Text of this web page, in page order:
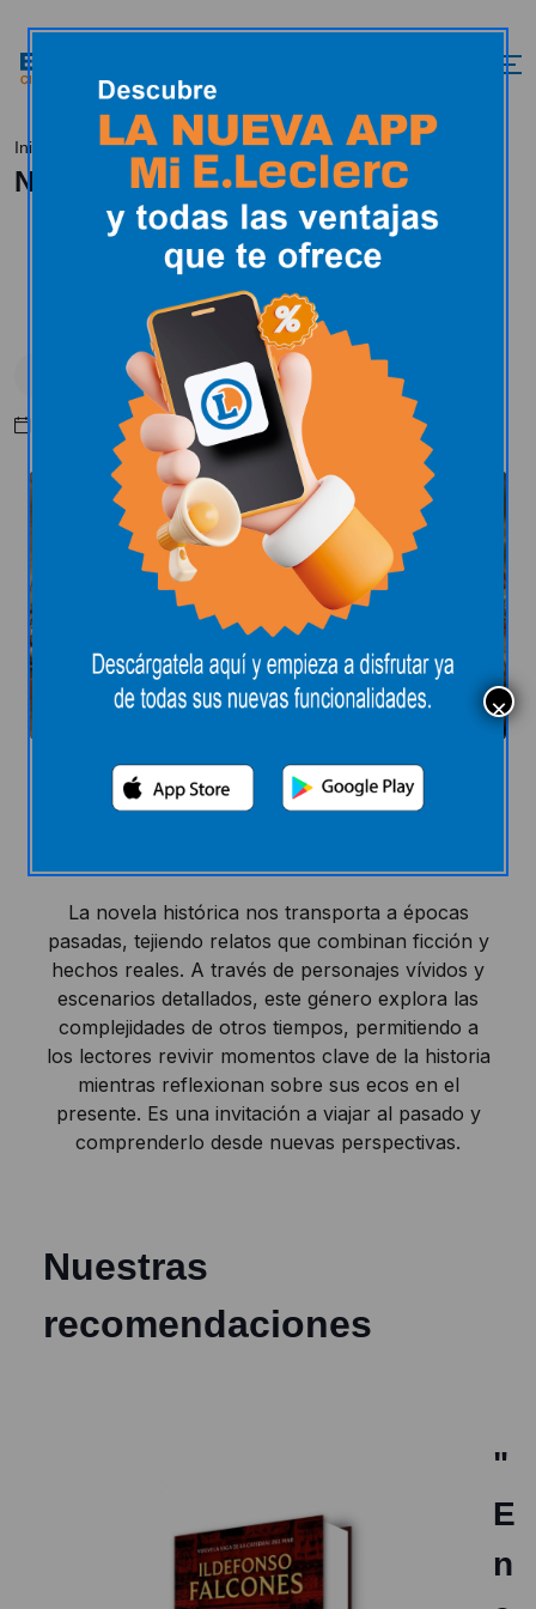
Inicio Dias especiales Novela histórica
Novela histórica
Dias especiales Feria del libro
Abril 15, 2025
Novela histórica​
La novela histórica nos transporta a épocas
pasadas, tejiendo relatos que combinan ficción y
hechos reales. A través de personajes vívidos y
escenarios detallados, este género explora las
complejidades de otros tiempos, permitiendo a
los lectores revivir momentos clave de la historia
mientras reflexionan sobre sus ecos en el
presente. Es una invitación a viajar al pasado y
comprenderlo desde nuevas perspectivas.
Nuestras
recomendaciones
"
E
n